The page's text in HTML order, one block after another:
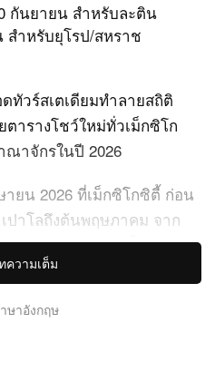
กันยายน สำหรับละติน
สำหรับยุโรป/สหราช
ทัวร์สเตเดียมทำลายสถิติ
ตารางโชว์ใหม่ทั่วเม็กซิโก
าจักรในปี 2026
ายน 2026 ที่เม็กซิโกซิตี้ ก่อน
เปาโลถึงต้นพฤษภาคม จาก
สหราชอาณาจักรตั้งแต่
งหาคมที่มาดริด โดย Anitta
าะโชว์ในละตินอเมริกา ส่วน
เซกชันยุโรปและสหราช
ความเต็ม
ษาอังกฤษ